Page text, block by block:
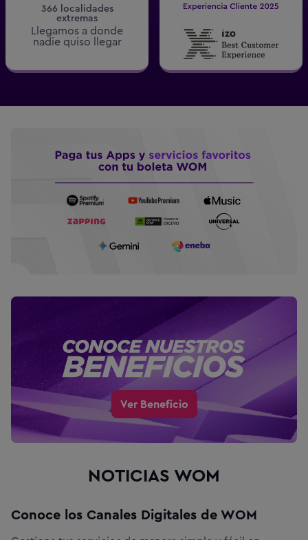
366 localidades
extremas
Llegamos a donde
nadie quiso llegar
Ver Beneficio
NOTICIAS WOM
Conoce los Canales Digitales de WOM